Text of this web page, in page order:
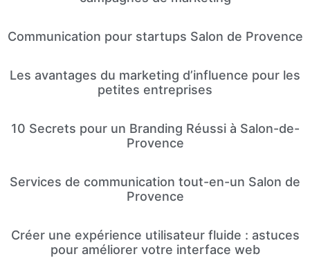
Communication pour startups Salon de Provence
Les avantages du marketing d’influence pour les
petites entreprises
10 Secrets pour un Branding Réussi à Salon-de-
Provence
Services de communication tout-en-un Salon de
Provence
Créer une expérience utilisateur fluide : astuces
pour améliorer votre interface web